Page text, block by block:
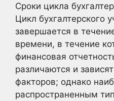
Сроки цикла
Цикл бухгалтерского
завершается в
времени, в течение
финансовая
различаются и
факторов; однако
распространенным